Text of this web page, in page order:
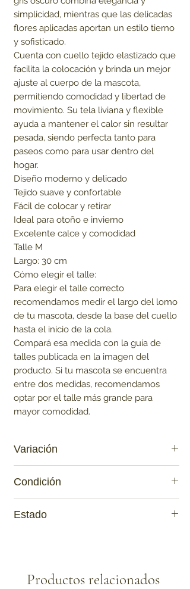
simplicidad, mientras que las delicadas
flores aplicadas aportan un estilo tierno
y sofisticado.
Cuenta con cuello tejido elastizado que
facilita la colocación y brinda un mejor
ajuste al cuerpo de la mascota,
permitiendo comodidad y libertad de
movimiento. Su tela liviana y flexible
ayuda a mantener el calor sin resultar
pesada, siendo perfecta tanto para
paseos como para usar dentro del
hogar.
Diseño moderno y delicado
Tejido suave y confortable
Fácil de colocar y retirar
Ideal para otoño e invierno
Excelente calce y comodidad
Talle M
Largo: 30 cm
Cómo elegir el talle:
Para elegir el talle correcto
recomendamos medir el largo del lomo
de tu mascota, desde la base del cuello
hasta el inicio de la cola.
Compará esa medida con la guía de
talles publicada en la imagen del
producto. Si tu mascota se encuentra
entre dos medidas, recomendamos
optar por el talle más grande para
mayor comodidad.
Variación
Condición
Estado
Productos relacionados